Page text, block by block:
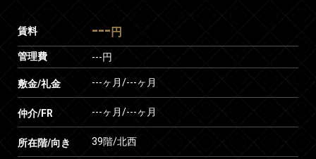
賃料 --- 円
管理費 ---円
敷金/礼金 ---ヶ月/---ヶ月
仲介/FR ---ヶ月/---ヶ月
所在階/向き 39階/北西